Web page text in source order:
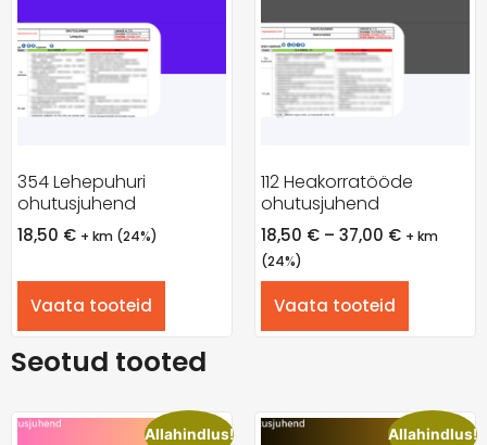
354 Lehepuhuri
ohutusjuhend
18,50 € + km (24%)
Vaata tooteid
112 Heakorratööde
ohutusjuhend
18,50 € – 37,00 € + km
(24%)
Vaata tooteid
Seotud tooted
Allahindlus! Allahindlus!